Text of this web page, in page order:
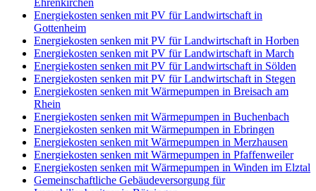
Ehrenkirchen
Energiekosten senken mit PV für Landwirtschaft in
Gottenheim
Energiekosten senken mit PV für Landwirtschaft in Horben
Energiekosten senken mit PV für Landwirtschaft in March
Energiekosten senken mit PV für Landwirtschaft in Sölden
Energiekosten senken mit PV für Landwirtschaft in Stegen
Energiekosten senken mit Wärmepumpen in Breisach am
Rhein
Energiekosten senken mit Wärmepumpen in Buchenbach
Energiekosten senken mit Wärmepumpen in Ebringen
Energiekosten senken mit Wärmepumpen in Merzhausen
Energiekosten senken mit Wärmepumpen in Pfaffenweiler
Energiekosten senken mit Wärmepumpen in Winden im Elztal
Gemeinschaftliche Gebäudeversorgung für